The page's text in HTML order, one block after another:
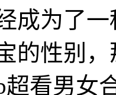
成为了
的性别
超看男女